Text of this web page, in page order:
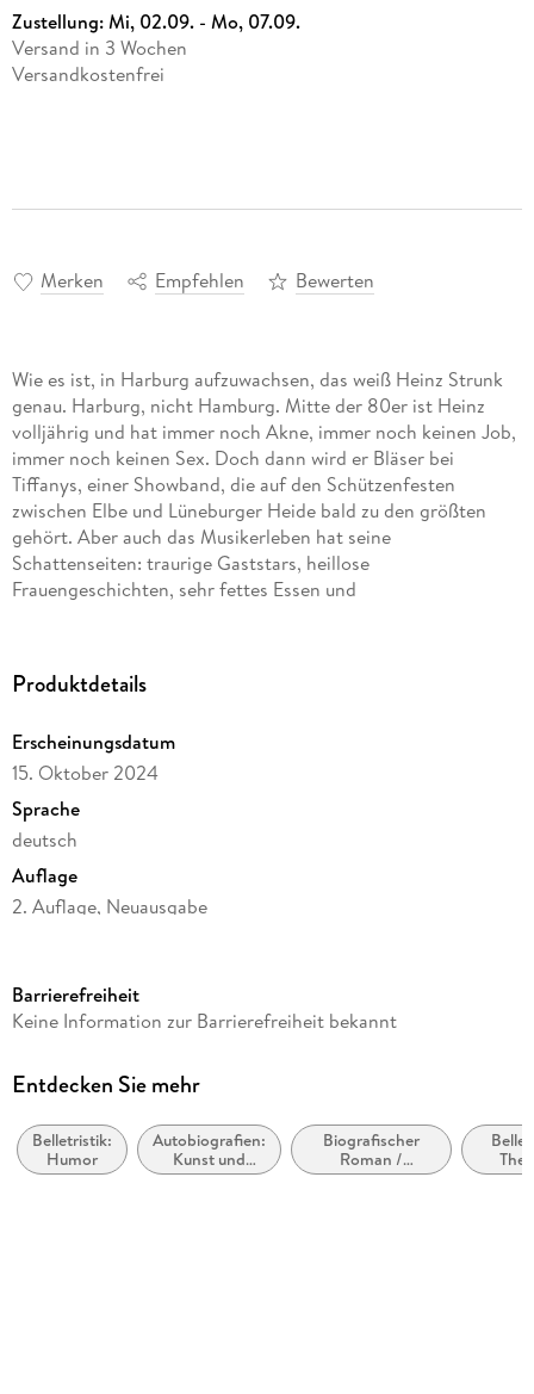
Zustellung:Mi, 02.09. - Mo, 07.09.
Versand in 3 Wochen
Versandkostenfrei
Merken Empfehlen Bewerten
Wie es ist, in Harburg aufzuwachsen, das weiß Heinz Strunk
genau. Harburg, nicht Hamburg. Mitte der 80er ist Heinz
volljährig und hat immer noch Akne, immer noch keinen Job,
immer noch keinen Sex. Doch dann wird er Bläser bei
Tiffanys, einer Showband, die auf den Schützenfesten
zwischen Elbe und Lüneburger Heide bald zu den größten
gehört. Aber auch das Musikerleben hat seine
Schattenseiten: traurige Gaststars, heillose
Frauengeschichten, sehr fettes Essen und
«Das Buch zählt zum Interessantesten und Lustigsten, das die
schrieb dieSüddeutsche Zeitung
dem Heinz Strunk zum Romancier und Bestsellerautor wurde.
Produktdetails
Erscheinungsdatum
15. Oktober 2024
Sprache
deutsch
Auflage
2. Auflage, Neuausgabe
Autor/Autorin
Nachwort
Weitere Beteiligte
Heinz Strunk
Barrierefreiheit
Keine Information zur Barrierefreiheit bekannt
Entdecken Sie mehr
Belletristik:
Humor
Autobiografien:
Kunst und
Unterhaltung
Biografischer
Roman /
Autobiografischer
Stoffe,